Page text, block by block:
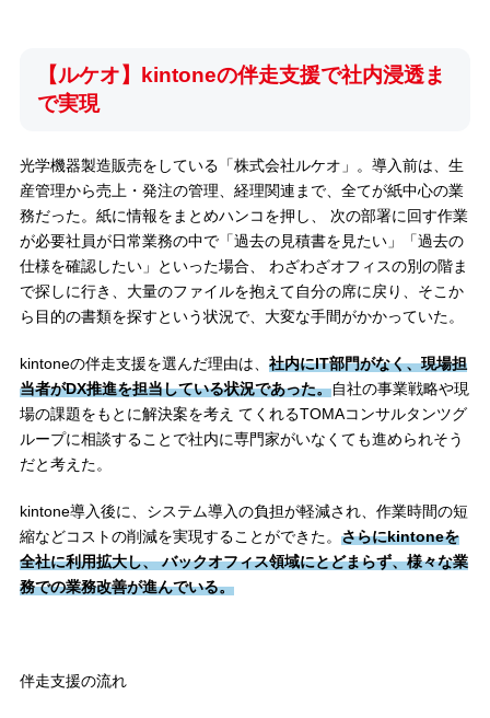
【ルケオ】kintoneの伴走支援で社内浸透ま
で実現
光学機器製造販売をしている「株式会社ルケオ」。導入前は、生
産管理から売上・発注の管理、経理関連まで、全てが紙中心の業
務だった。紙に情報をまとめハンコを押し、 次の部署に回す作業
が必要社員が日常業務の中で「過去の見積書を見たい」「過去の
仕様を確認したい」といった場合、 わざわざオフィスの別の階ま
で探しに行き、大量のファイルを抱えて自分の席に戻り、そこか
ら目的の書類を探すという状況で、大変な手間がかかっていた。
kintoneの伴走支援を選んだ理由は、 社内にIT部門がなく、現場担
当者がDX推進を担当している状況であった。自社の事業戦略や現
場の課題をもとに解決案を考え てくれるTOMAコンサルタンツグ
ループに相談することで社内に専門家がいなくても進められそう
だと考えた。
kintone導入後に、システム導入の負担が軽減され、作業時間の短
縮などコストの削減を実現することができた。 さらにkintoneを
全社に利用拡大し、 バックオフィス領域にとどまらず、様々な業
務での業務改善が進んでいる。
伴走支援の流れ